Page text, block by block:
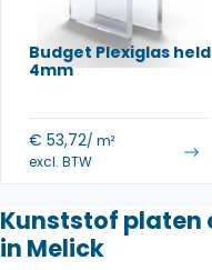
Budget Plexiglas
4mm
€ 53,72/ m²
excl. BTW
Kunststof platen
in Melick